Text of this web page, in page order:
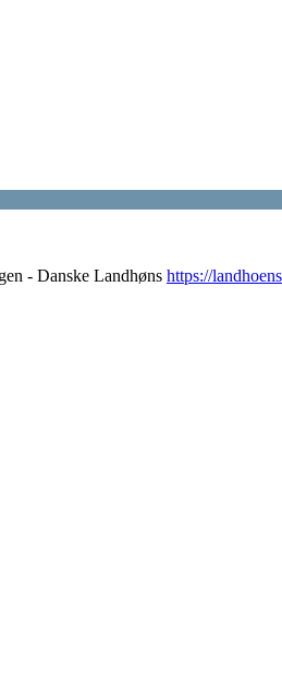
- Danske Landhøns https://